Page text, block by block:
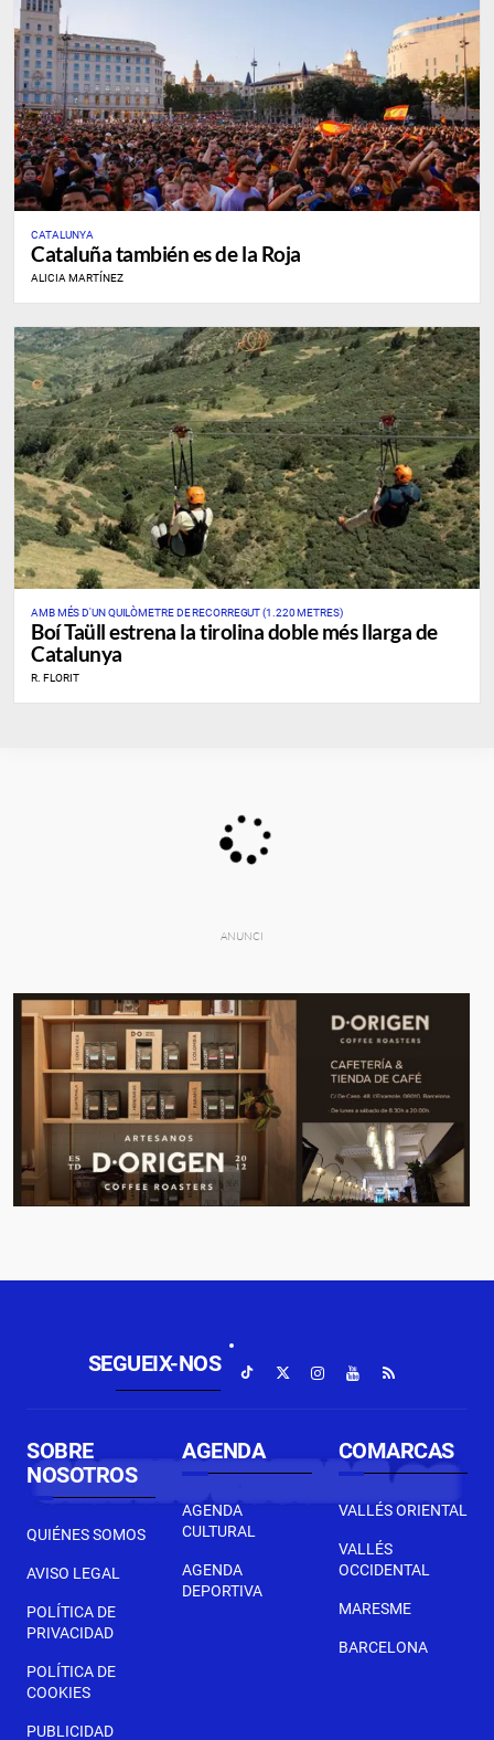
CATALUNYA
Cataluña también es de la Roja
ALICIA MARTÍNEZ
AMB MÉS D'UN QUILÒMETRE DE RECORREGUT (1.220 METRES)
Boí Taüll estrena la tirolina doble més llarga de
Catalunya
R. FLORIT
SEGUEIX-NOS
SOBRE
NOSOTROS
QUIÉNES SOMOS
AVISO LEGAL
POLÍTICA DE
PRIVACIDAD
POLÍTICA DE
COOKIES
PUBLICIDAD
AGENDA
AGENDA
CULTURAL
AGENDA
DEPORTIVA
COMARCAS
VALLÉS ORIENTAL
VALLÉS
OCCIDENTAL
MARESME
BARCELONA